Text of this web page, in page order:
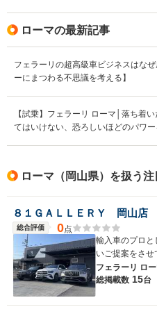
ローマの最新記事
フェラーリの超高級車ビジネスはな
ーにまつわる不思議を考える】
【試乗】フェラーリ ローマ│落ち着
てはいけない、恐ろしいほどのパワー
ローマ（岡山県）を扱う
８１ＧＡＬＬＥＲＹ 岡山店
総合評価 0点
輸入車のプロと
いご提案をさせ
フェラーリ ロ
総掲載数 15台